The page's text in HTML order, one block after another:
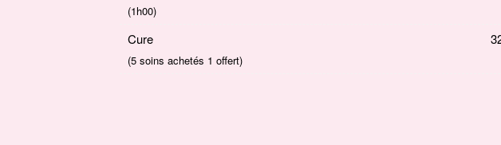
(1h00)
Cure
(5 soins achetés 1 offert)